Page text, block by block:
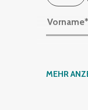
Vorname*
MEHR